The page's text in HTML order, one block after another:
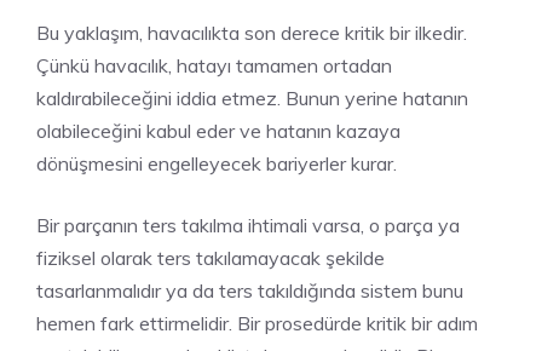
Bu yaklaşım, havacılıkta son derece kritik bir ilkedir.
Çünkü havacılık, hatayı tamamen ortadan
kaldırabileceğini iddia etmez. Bunun yerine hatanın
olabileceğini kabul eder ve hatanın kazaya
dönüşmesini engelleyecek bariyerler kurar.
Bir parçanın ters takılma ihtimali varsa, o parça ya
fiziksel olarak ters takılamayacak şekilde
tasarlanmalıdır ya da ters takıldığında sistem bunu
hemen fark ettirmelidir. Bir prosedürde kritik bir adım